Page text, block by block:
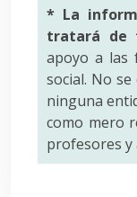
* La
tratará de
apoyo a las
social. No
ninguna
como mero
profesores y